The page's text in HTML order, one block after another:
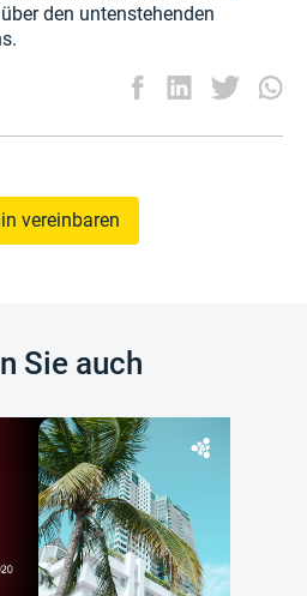
den untenstehenden
vereinbaren
Sie auch